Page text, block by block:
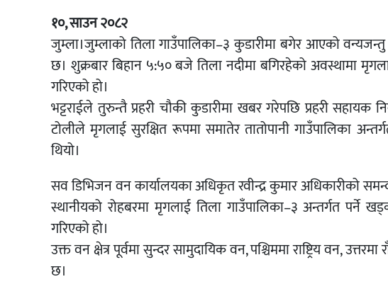
१०, साउन २०८२
जुम्ला।जुम्लाको तिला गाउँपालिका–३ कुडारीमा बगेर आएको
छ। शुक्रबार बिहान ५:५० बजे तिला नदीमा बगिरहेको अवस्थामा
गरिएको हो।
भट्टराईले तुरुन्तै प्रहरी चौकी कुडारीमा खबर गरेपछि प्रहरी सहायक
टोलीले मृगलाई सुरक्षित रूपमा समातेर तातोपानी गाउँपालिका
थियो।
सव डिभिजन वन कार्यालयका अधिकृत रवीन्द्र कुमार अधिकारीको
स्थानीयको रोहबरमा मृगलाई तिला गाउँपालिका–३ अन्तर्गत पर्ने
गरिएको हो।
उक्त वन क्षेत्र पूर्वमा सुन्दर सामुदायिक वन, पश्चिममा राष्ट्रिय वन,
छ।